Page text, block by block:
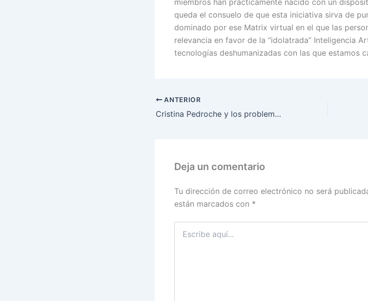
miembros han prácticamente nacido con un
queda el consuelo de que esta iniciativa sirva de
dominado por ese Matrix virtual en el que las
relevancia en favor de la “idolatrada” Inteligencia
tecnologías deshumanizadas con las que estamos
ANTERIOR
Cristina Pedroche y los problemas del primer mundo
Deja un comentario
Tu dirección de correo electrónico no será
están marcados con *
aquí...